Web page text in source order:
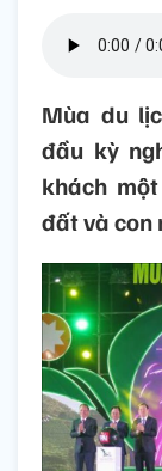
Mùa du
đầu kỳ
khách
đất và con